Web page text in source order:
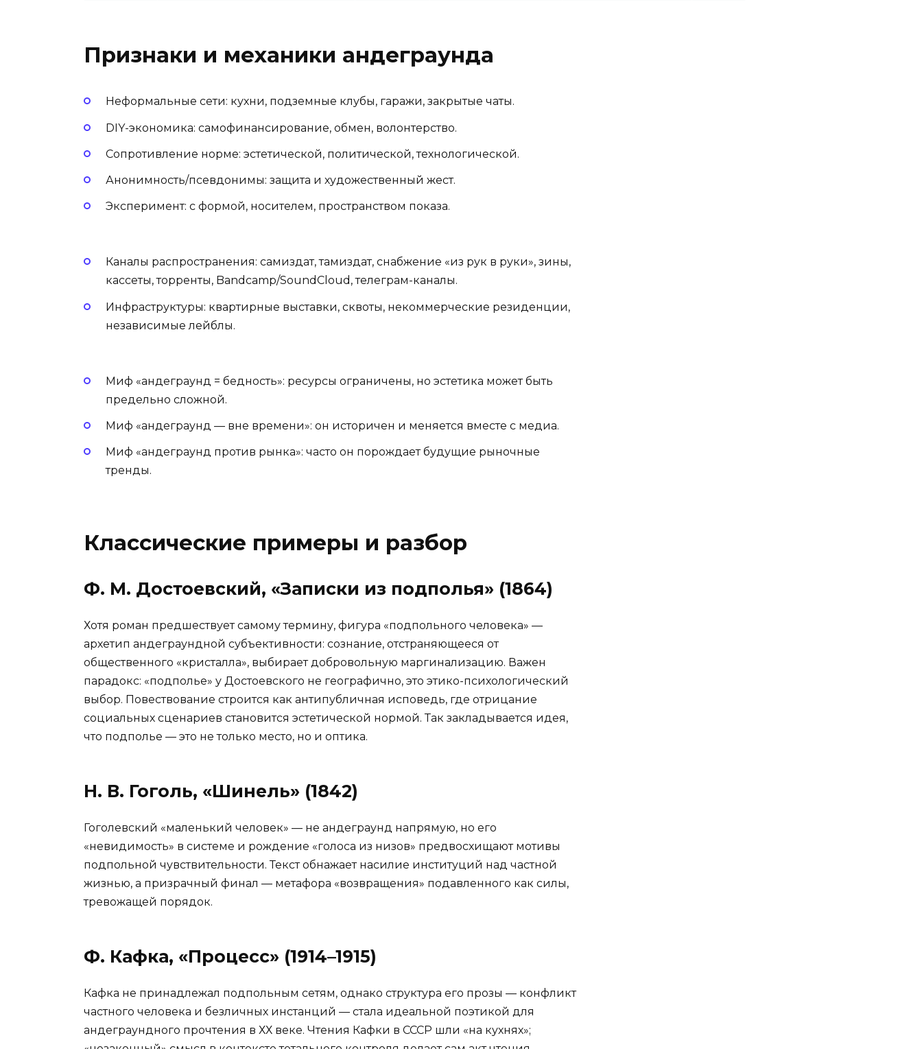
Признаки и механики андеграунда
Неформальные сети: кухни, подземные клубы, гаражи, закрытые чаты.
DIY-экономика: самофинансирование, обмен, волонтерство.
Сопротивление норме: эстетической, политической, технологической.
Анонимность/псевдонимы: защита и художественный жест.
Эксперимент: с формой, носителем, пространством показа.
Каналы распространения: самиздат, тамиздат, снабжение «из рук в руки», зины,
кассеты, торренты, Bandcamp/SoundCloud, телеграм-каналы.
Инфраструктуры: квартирные выставки, сквоты, некоммерческие резиденции,
независимые лейблы.
Миф «андеграунд = бедность»: ресурсы ограничены, но эстетика может быть
предельно сложной.
Миф «андеграунд — вне времени»: он историчен и меняется вместе с медиа.
Миф «андеграунд против рынка»: часто он порождает будущие рыночные
тренды.
Классические примеры и разбор
Ф. М. Достоевский, «Записки из подполья» (1864)
Хотя роман предшествует самому термину, фигура «подпольного человека» —
архетип андеграундной субъективности: сознание, отстраняющееся от
общественного «кристалла», выбирает добровольную маргинализацию. Важен
парадокс: «подполье» у Достоевского не географично, это этико-психологический
выбор. Повествование строится как антипубличная исповедь, где отрицание
социальных сценариев становится эстетической нормой. Так закладывается идея,
что подполье — это не только место, но и оптика.
Н. В. Гоголь, «Шинель» (1842)
Гоголевский «маленький человек» — не андеграунд напрямую, но его
«невидимость» в системе и рождение «голоса из низов» предвосхищают мотивы
подпольной чувствительности. Текст обнажает насилие институций над частной
жизнью, а призрачный финал — метафора «возвращения» подавленного как силы,
тревожащей порядок.
Ф. Кафка, «Процесс» (1914–1915)
Кафка не принадлежал подпольным сетям, однако структура его прозы — конфликт
частного человека и безличных инстанций — стала идеальной поэтикой для
андеграундного прочтения в ХХ веке. Чтения Кафки в СССР шли «на кухнях»;